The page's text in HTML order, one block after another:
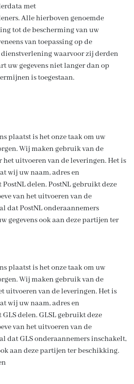
met
Alle hierboven genoemde
tot de bescherming van uw
van toepassing op de
waarvoor zij derden
uw gegevens niet langer dan op
is toegestaan.
plaatst is het onze taak om uw
Wij maken gebruik van de
het uitvoeren van de leveringen. Het is
wij uw naam, adres en
delen. PostNL gebruikt deze
van het uitvoeren van de
dat PostNL onderaannemers
gegevens ook aan deze partijen ter
plaatst is het onze taak om uw
Wij maken gebruik van de
uitvoeren van de leveringen. Het is
wij uw naam, adres en
delen. GLSL gebruikt deze
van het uitvoeren van de
dat GLS onderaannemers inschakelt,
aan deze partijen ter beschikking.